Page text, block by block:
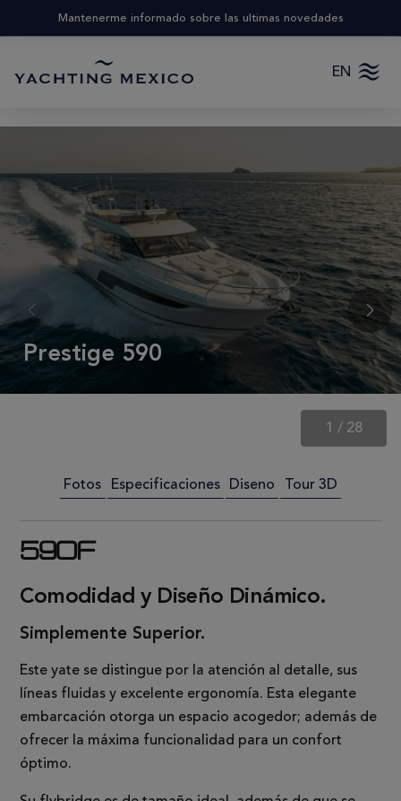
Mantenerme informado sobre las ultimas novedades
EN
Prestige 590
1 / 28
Fotos Especificaciones Diseno Tour 3D
590F
Comodidad y Diseño Dinámico.
Simplemente Superior.
Este yate se distingue por la atención al detalle, sus
líneas fluidas y excelente ergonomía. Esta elegante
embarcación otorga un espacio acogedor; además de
ofrecer la máxima funcionalidad para un confort
óptimo.